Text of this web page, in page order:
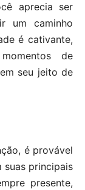
aprecia ser
um caminho
é cativante,
de
seu jeito de
é provável
suas principais
presente,